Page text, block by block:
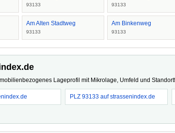
93133 93133
Am Alten Stadtweg
93133
Am Binkenweg
93133
Lageprofil mit Mikrolage, Umfeld und
PLZ 93133 auf strassenindex.de